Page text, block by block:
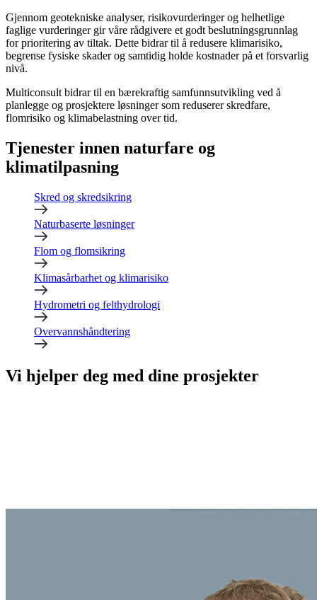
Gjennom geotekniske analyser, risikovurderinger og helhetlige
faglige vurderinger gir våre rådgivere et godt beslutningsgrunnlag
for prioritering av tiltak. Dette bidrar til å redusere klimarisiko,
begrense fysiske skader og samtidig holde kostnader på et forsvarlig
nivå.
Multiconsult bidrar til en bærekraftig samfunnsutvikling ved å
planlegge og prosjektere løsninger som reduserer skredfare,
flomrisiko og klimabelastning over tid.
Tjenester innen naturfare og
klimatilpasning
Skred og skredsikring
Naturbaserte løsninger
Flom og flomsikring
Klimasårbarhet og klimarisiko
Hydrometri og felthydrologi
Overvannshåndtering
Vi hjelper deg med dine prosjekter